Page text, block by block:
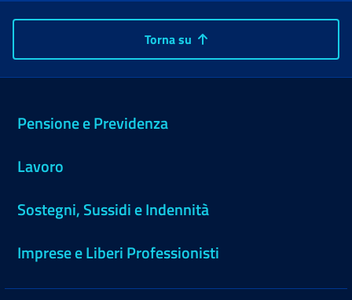
Torna su
Pensione e Previdenza
Lavoro
Sostegni, Sussidi e Indennità
Imprese e Liberi Professionisti